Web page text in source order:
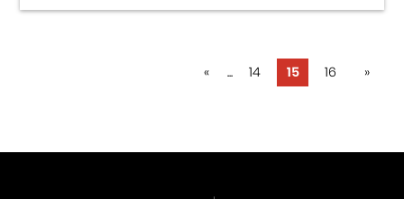
« ... 14 15 16 »